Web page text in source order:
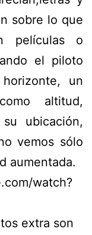
sobre lo que
películas o
el piloto
un
altitud,
ubicación,
vemos sólo
aumentada.
watch?
extra son